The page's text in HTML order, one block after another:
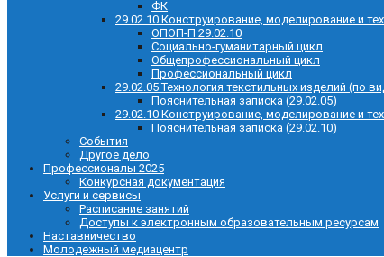
ФК
29.02.10 Конструирование, моделирование и
ОПОП-П 29.02.10
Социально-гуманитарный цикл
Общепрофессиональный цикл
Профессиональный цикл
29.02.05 Технология текстильных изделий (по
Пояснительная записка (29.02.05)
29.02.10 Конструирование, моделирование и
Пояснительная записка (29.02.10)
События
Другое дело
Профессионалы 2025
Конкурсная документация
Услуги и сервисы
Расписание занятий
Доступы к электронным образовательным ресурсам
Наставничество
Молодежный медиацентр